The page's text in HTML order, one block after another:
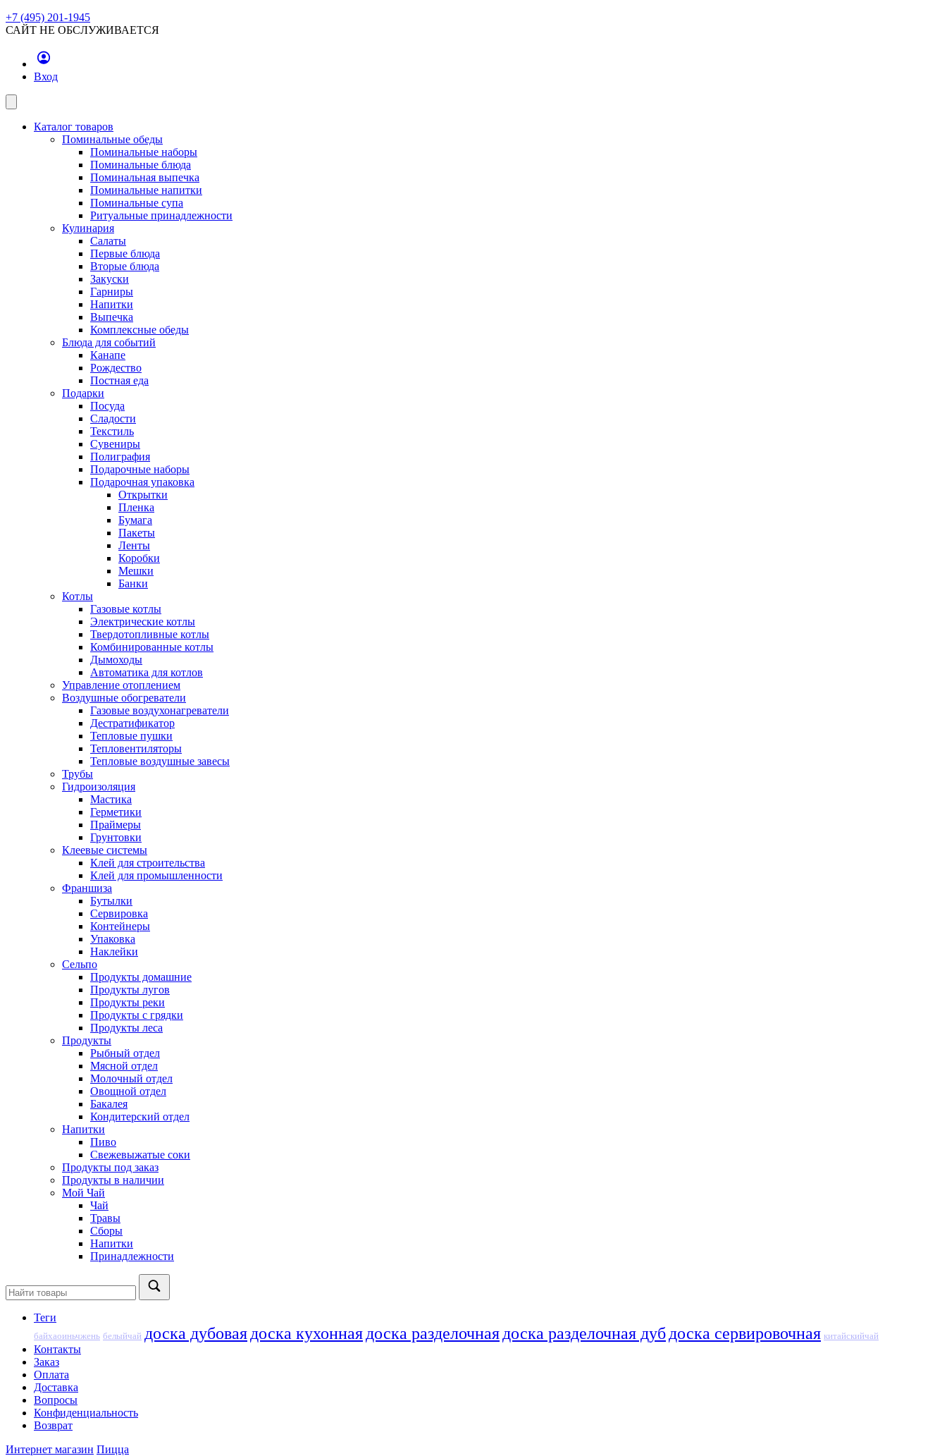
+7 (495) 201-1945
САЙТ НЕ ОБСЛУЖИВАЕТСЯ
Вход
Каталог товаров
Поминальные обеды
Поминальные наборы
Поминальные блюда
Поминальная выпечка
Поминальные напитки
Поминальные супа
Ритуальные принадлежности
Кулинария
Салаты
Первые блюда
Вторые блюда
Закуски
Гарниры
Напитки
Выпечка
Комплексные обеды
Блюда для событий
Канапе
Рождество
Постная еда
Подарки
Посуда
Сладости
Текстиль
Сувениры
Полиграфия
Подарочные наборы
Подарочная упаковка
Открытки
Пленка
Бумага
Пакеты
Ленты
Коробки
Мешки
Банки
Котлы
Газовые котлы
Электрические котлы
Твердотопливные котлы
Комбинированные котлы
Дымоходы
Автоматика для котлов
Управление отоплением
Воздушные обогреватели
Газовые воздухонагреватели
Дестратификатор
Тепловые пушки
Тепловентиляторы
Тепловые воздушные завесы
Трубы
Гидроизоляция
Мастика
Герметики
Праймеры
Грунтовки
Клеевые системы
Клей для строительства
Клей для промышленности
Франшиза
Бутылки
Сервировка
Контейнеры
Упаковка
Наклейки
Сельпо
Продукты домашние
Продукты лугов
Продукты реки
Продукты с грядки
Продукты леса
Продукты
Рыбный отдел
Мясной отдел
Молочный отдел
Овощной отдел
Бакалея
Кондитерский отдел
Напитки
Пиво
Cвежевыжатые соки
Продукты под заказ
Продукты в наличии
Мой Чай
Чай
Травы
Сборы
Напитки
Принадлежности
Теги
байхаоиньчжень белыйчай доска дубовая доска кухонная доска разделочная доска разделочная дуб доска сервировочная китайскийчай
Контакты
Заказ
Оплата
Доставка
Вопросы
Конфиденциальность
Возврат
Интернет магазин Пицца